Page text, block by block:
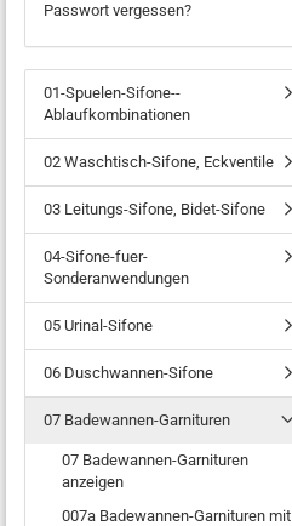
Passwort vergessen?
01-Spuelen-Sifone--
Ablaufkombinationen
02 Waschtisch-Sifone, Eckventile
03 Leitungs-Sifone, Bidet-Sifone
04-Sifone-fuer-
Sonderanwendungen
05 Urinal-Sifone
06 Duschwannen-Sifone
07 Badewannen-Garnituren
07 Badewannen-Garnituren
anzeigen
007a Badewannen-Garnituren mit